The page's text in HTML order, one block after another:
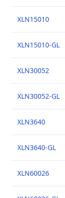
XLN15010
XLN15010-GL
XLN30052
XLN30052-GL
XLN3640
XLN3640-GL
XLN60026